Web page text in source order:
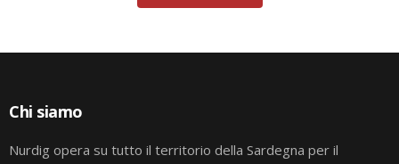
Chi siamo
Nurdig opera su tutto il territorio della Sardegna per il